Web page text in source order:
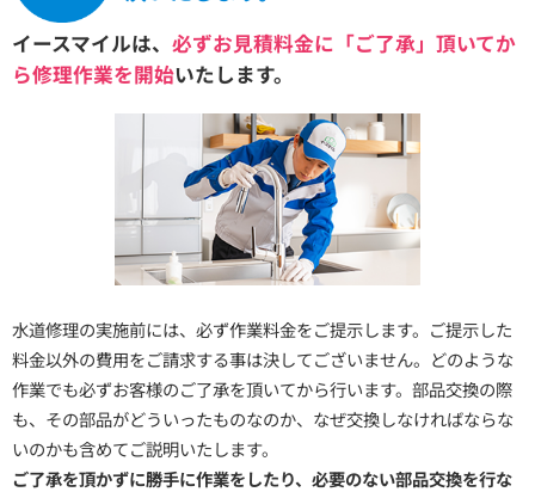
イースマイルは、 必ずお見積料金に「ご了承」頂いてか
ら修理作業を開始いたします。
水道修理の実施前には、必ず作業料金をご提示します。ご提示した
料金以外の費用をご請求する事は決してございません。どのような
作業でも必ずお客様のご了承を頂いてから行います。部品交換の際
も、その部品がどういったものなのか、なぜ交換しなければならな
いのかも含めてご説明いたします。
ご了承を頂かずに勝手に作業をしたり、必要のない部品交換を行な